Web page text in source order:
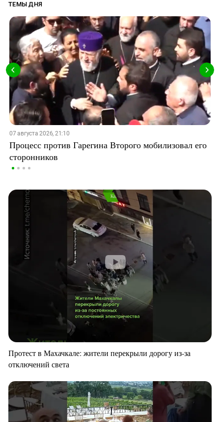
ТЕМЫ ДНЯ
07 августа 2026, 21:10
Процесс против Гарегина Второго мобилизовал его
сторонников
Протест в Махачкале: жители перекрыли дорогу из-за
отключений света